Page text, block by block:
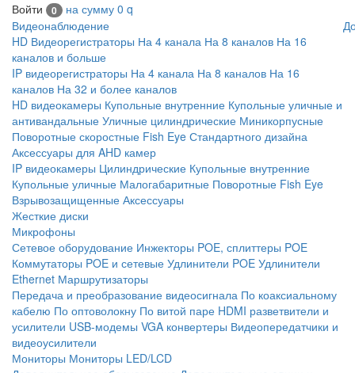
Войти 0 на сумму 0 q
Видеонаблюдение
HD Видеорегистраторы На 4 канала На 8 каналов На 16
каналов и больше
IP видеорегистраторы На 4 канала На 8 каналов На 16
каналов На 32 и более каналов
HD видеокамеры Купольные внутренние Купольные уличные и
антивандальные Уличные цилиндрические Миникорпусные
Поворотные скоростные Fish Eye Стандартного дизайна
Аксессуары для AHD камер
IP видеокамеры Цилиндрические Купольные внутренние
Купольные уличные Малогабаритные Поворотные Fish Eye
Взрывозащищенные Аксессуары
Жесткие диски
Микрофоны
Сетевое оборудование Инжекторы POE, сплиттеры POE
Коммутаторы POE и сетевые Удлинители POE Удлинители
Ethernet Маршрутизаторы
Передача и преобразование видеосигнала По коаксиальному
кабелю По оптоволокну По витой паре HDMI разветвители и
усилители USB-модемы VGA конвертеры Видеопередатчики и
видеоусилители
Мониторы Мониторы LED/LCD